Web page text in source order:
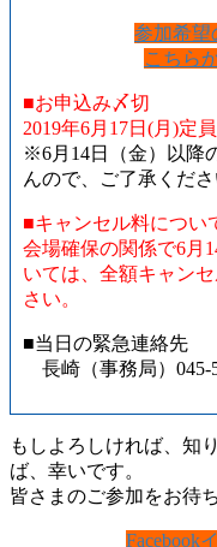
参加希望
こちら
■お申込み〆切
2019年6月17日(月)定
※6月14日（金）以降
んので、ご了承くださ
■キャンセル料につい
会場確保の関係で6月
いては、全額キャン
さい。
■当日の緊急連絡先
長崎（事務局）045-
もしよろしければ、知
ば、幸いです。
皆さまのご参加をお待
Facebook